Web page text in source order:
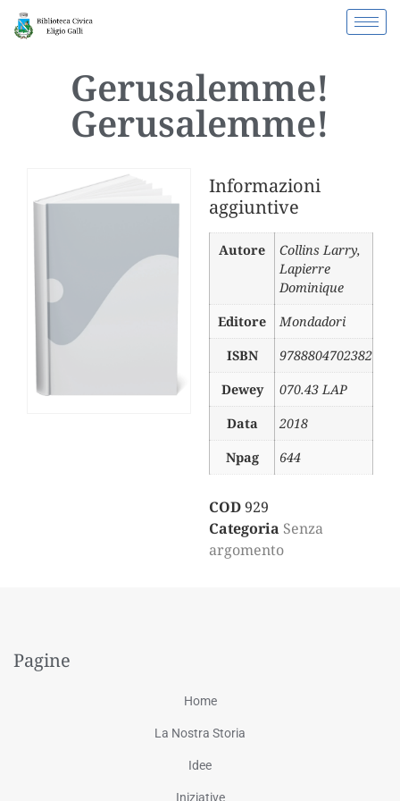
Gerusalemme!
Gerusalemme!
Informazioni
aggiuntive
Autore Collins Larry,
Lapierre
Dominique
Editore
Mondadori
ISBN
9788804702382
Dewey
070.43 LAP
Data
2018
Npag
644
COD929
Categoria Senza
argomento
Pagine
Home
La Nostra Storia
Idee
Iniziative